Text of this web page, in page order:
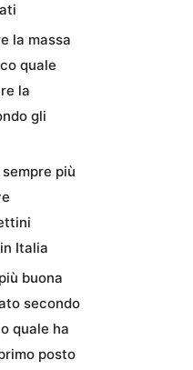
la massa
quale
la
gli
più
Italia
buona
secondo
quale ha
posto